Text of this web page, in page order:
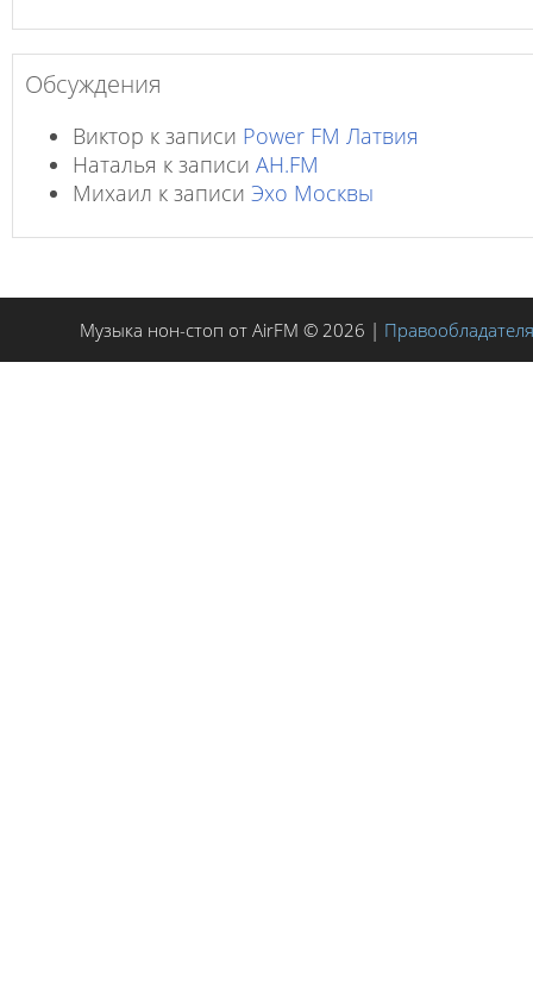
Обсуждения
Виктор к записи Power FM Латвия
Наталья к записи AH.FM
Михаил к записи Эхо Москвы
Музыка нон-стоп от AirFM © 2026 |